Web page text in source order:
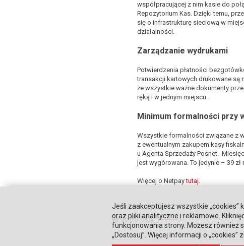
współpracującej z nim kasie do
Repozytorium Kas. Dzięki temu,
się o infrastrukturę sieciową w
działalności.
Zarządzanie wydrukami
Potwierdzenia płatności
transakcji kartowych drukowane są
że wszystkie ważne dokumenty
ręką i w jednym miejscu.
Minimum formalności przy
Wszystkie formalności związane z
z ewentualnym zakupem kasy
u Agenta Sprzedaży Posnet.
jest wygórowana. To jedynie – 39 zł
Więcej o Netpaytutaj.
wróć do listy
Jeśli zaakceptujesz wszystkie „cookies”
oraz pliki analityczne i reklamowe.
funkcjonowania strony. Możesz również
„Dostosuj”. Więcej informacji o „cookies”